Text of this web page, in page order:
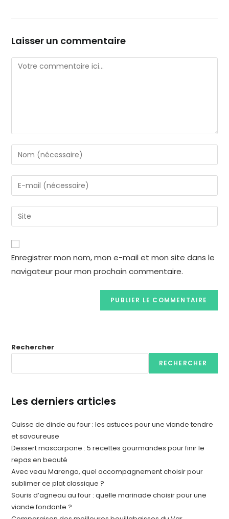
Laisser un commentaire
Enregistrer mon nom, mon e-mail et mon site dans le
navigateur pour mon prochain commentaire.
Rechercher
RECHERCHER
Les derniers articles
Cuisse de dinde au four : les astuces pour une viande tendre
et savoureuse
Dessert mascarpone : 5 recettes gourmandes pour finir le
repas en beauté
Avec veau Marengo, quel accompagnement choisir pour
sublimer ce plat classique ?
Souris d’agneau au four : quelle marinade choisir pour une
viande fondante ?